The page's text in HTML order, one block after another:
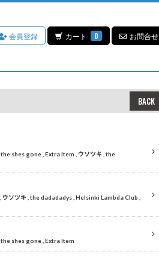
会員登録 カート 0 お問合せ
BACK
the shes gone Extra Item ウソツキ the
ウソツキ the dadadadys Helsinki Lambda Club
the shes gone Extra Item